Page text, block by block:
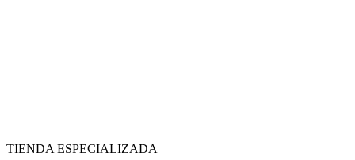
TIENDA ESPECIALIZADA